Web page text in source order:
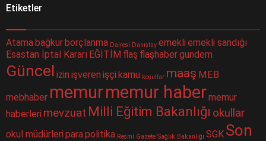
Etiketler
Atamabağkurborçlanma Dairesi Danıştay emekliemekli sandığı
Esastan İptal Kararı EĞİTİM flaş flaşhabergundem
Güncel izin işveren işçikamu koşullar maaş MEB
mebhaber memurmemur habermemur
haberleri mevzuat Milli Eğitim Bakanlığı okullar
okul müdürleriparapolitika Resmi Gazete Sağlık Bakanlığı SGK Son